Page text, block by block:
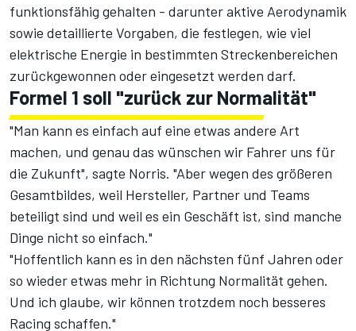
funktionsfähig gehalten - darunter aktive Aerodynamik
sowie detaillierte Vorgaben, die festlegen, wie viel
elektrische Energie in bestimmten Streckenbereichen
zurückgewonnen oder eingesetzt werden darf.
Formel 1 soll "zurück zur Normalität"
"Man kann es einfach auf eine etwas andere Art
machen, und genau das wünschen wir Fahrer uns für
die Zukunft", sagte Norris. "Aber wegen des größeren
Gesamtbildes, weil Hersteller, Partner und Teams
beteiligt sind und weil es ein Geschäft ist, sind manche
Dinge nicht so einfach."
"Hoffentlich kann es in den nächsten fünf Jahren oder
so wieder etwas mehr in Richtung Normalität gehen.
Und ich glaube, wir können trotzdem noch besseres
Racing schaffen."